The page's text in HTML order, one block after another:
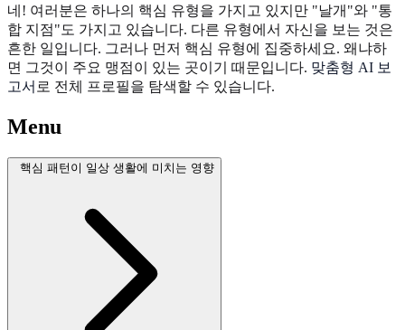
네! 여러분은 하나의 핵심 유형을 가지고 있지만 "날개"와 "통
합 지점"도 가지고 있습니다. 다른 유형에서 자신을 보는 것은
흔한 일입니다. 그러나 먼저 핵심 유형에 집중하세요. 왜냐하
면 그것이 주요 맹점이 있는 곳이기 때문입니다. 맞춤형 AI 보
고서 로 전체 프로필을 탐색할 수 있습니다.
Menu
핵심 패턴이 일상 생활에 미치는 영향